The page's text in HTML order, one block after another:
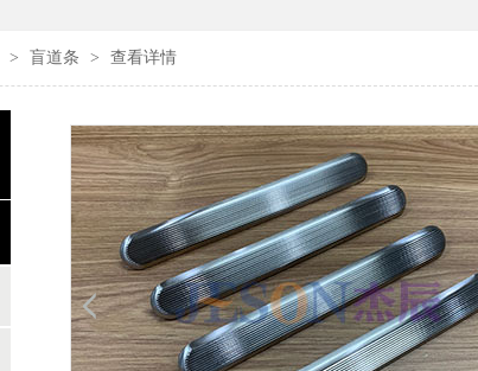
> 盲道条 > 查看详情